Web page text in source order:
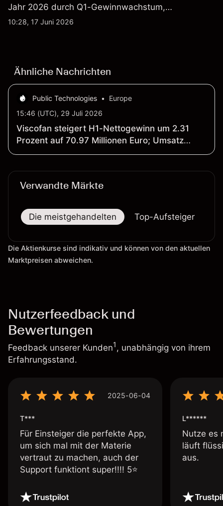
Jahr 2026 durch Q1-Gewinnwachstum,
Aktienrückkäufe und Berichte über einen möglichen
10:28, 17 Juni 2026
Ähnliche Nachrichten
Public Technologies •
Europe
15:46 (UTC), 29 Juli 2026
Viscofan steigert H1-Nettogewinn um 2.31
Prozent auf 70.97 Millionen Euro; Umsatz
klettert um 1.78 Prozent auf 629.76 Millionen
Verwandte Märkte
Die meistgehandelten Top-Aufsteiger
Die Aktienkurse sind indikativ und können von den aktuellen
Marktpreisen abweichen.
Nutzerfeedback und
Bewertungen
Feedback unserer Kunden1, unabhängig von ihrem
Erfahrungsstand.
2025-06-04
T***
Für Einsteiger die perfekte App,
um sich mal mit der Materie
vertraut zu machen, auch der
Support funktiont super!!!! 5⭐️
L******
Nutze es
läuft
aus.